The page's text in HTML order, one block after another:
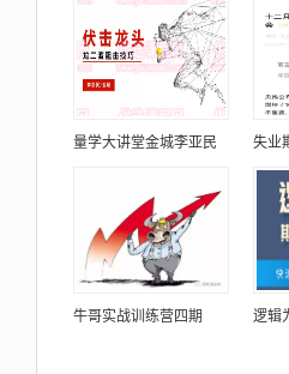
量学大讲堂金城李亚民 失业
牛哥实战训练营四期 逻辑